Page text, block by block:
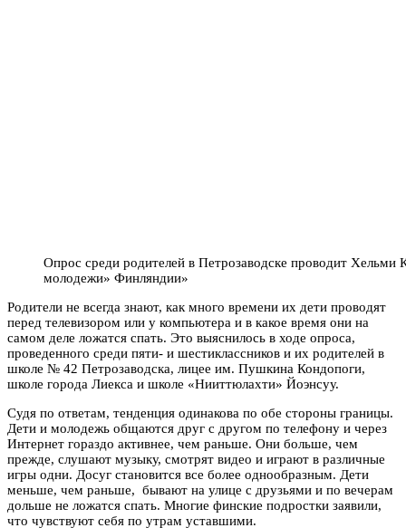
Опрос среди родителей в Петрозаводске проводит Хельми
молодежи» Финляндии»
Родители не всегда знают, как много времени их дети проводят
перед телевизором или у компьютера и в какое время они на
самом деле ложатся спать. Это выяснилось в ходе опроса,
проведенного среди пяти- и шестиклассников и их родителей в
школе № 42 Петрозаводска, лицее им. Пушкина Кондопоги,
школе города Лиекса и школе «Нииттюлахти» Йоэнсуу.
Судя по ответам, тенденция одинакова по обе стороны границы.
Дети и молодежь общаются друг с другом по телефону и через
Интернет гораздо активнее, чем раньше. Они больше, чем
прежде, слушают музыку, смотрят видео и играют в различные
игры одни. Досуг становится все более однообразным. Дети
меньше, чем раньше, бывают на улице с друзьями и по вечерам
дольше не ложатся спать. Многие финские подростки заявили,
что чувствуют себя по утрам уставшими.